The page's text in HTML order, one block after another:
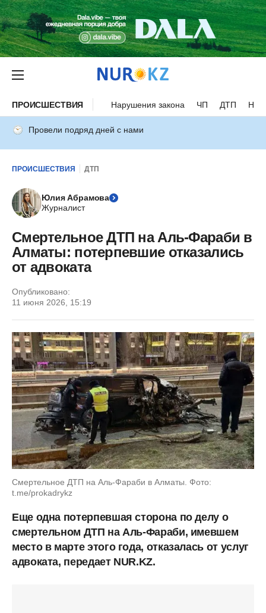
ПРОИСШЕСТВИЯ Нарушения закона ЧП ДТП
Провели подряд дней с нами
ПРОИСШЕСТВИЯ ДТП
Юлия Абрамова
Журналист
Смертельное ДТП на Аль-Фараби в
Алматы: потерпевшие отказались
от адвоката
Опубликовано:
11 июня 2026, 15:19
Смертельное ДТП на Аль-Фараби в Алматы. Фото:
t.me/prokadrykz
Еще одна потерпевшая сторона по делу о
смертельном ДТП на Аль-Фараби, имевшем
место в марте этого года, отказалась от услуг
адвоката, передает NUR.KZ.